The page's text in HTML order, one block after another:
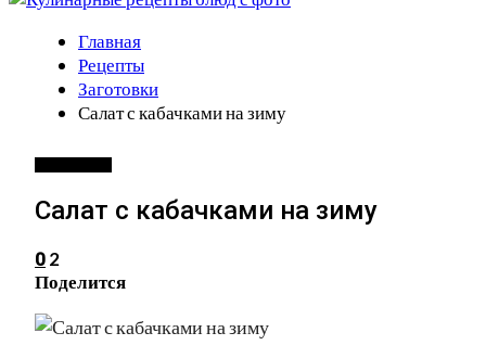
Главная
Рецепты
Заготовки
Салат с кабачками на зиму
Салат с кабачками на зиму
0 2
Поделится